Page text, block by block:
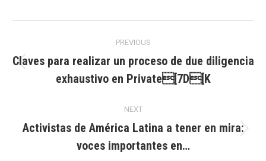
navigation
PREVIOUS
post:
Claves para realizar un proceso de due diligencia
exhaustivo en Private[7D[K
NEXT
post:
Activistas de América Latina a tener en mira:
voces importantes en…